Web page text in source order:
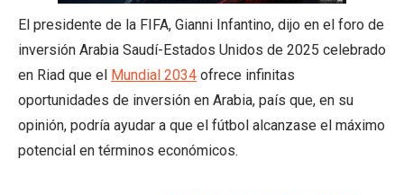
El presidente de la FIFA, Gianni Infantino, dijo en el foro de
inversión Arabia Saudí-Estados Unidos de 2025 celebrado
en Riad que el Mundial 2034 ofrece infinitas
oportunidades de inversión en Arabia, país que, en su
opinión, podría ayudar a que el fútbol alcanzase el máximo
potencial en términos económicos.